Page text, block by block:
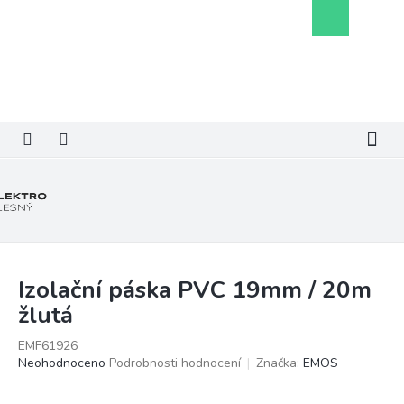
košík
Izolační páska PVC 19mm / 20m
žlutá
EMF61926
Průměrné
Neohodnoceno Podrobnosti hodnocení Značka: EMOS